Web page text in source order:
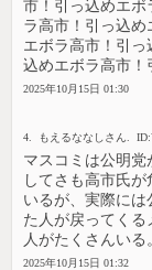
2025年10月15日 01:30
4. もえるななしさん.
マスコミは公明党
してさも高市氏
いるが、実際に
た人が戻ってくる
人がたくさんいる
2025年10月15日 01:32